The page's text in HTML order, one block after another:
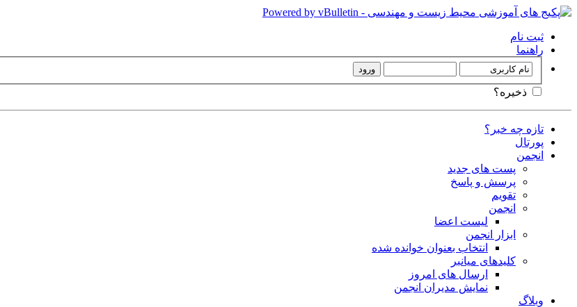
ثبت نام
راهنما
ذخیره؟
تازه چه خبر؟
پورتال
انجمن
پست های جدید
پرسش و پاسخ
تقویم
انجمن
لیست اعضا
ابزار انجمن
انتخاب بعنوان خوانده شده
کلیدهای میانبر
ارسال های امروز
نمایش مدیران انجمن
وبلاگ